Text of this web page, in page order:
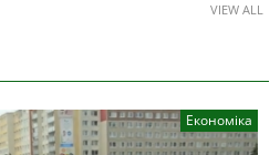
VIEW ALL
Економіка